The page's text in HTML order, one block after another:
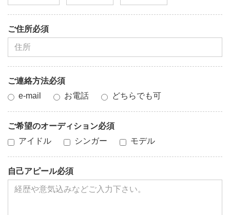
ご住所必須
ご連絡方法必須
e-mail
お電話 どちらでも可
ご希望のオーディション必須
アイドル
シンガー モデル
自己アピール必須